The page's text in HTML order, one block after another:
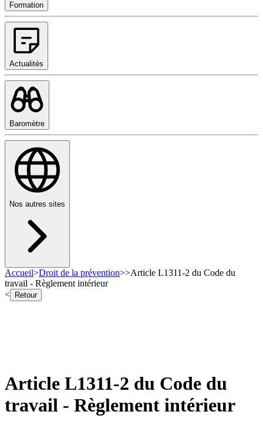
Formation
Actualités
Baromètre
Nos autres sites
Accueil>Droit de la prévention>>Article L1311-2 du Code du
travail - Règlement intérieur
<
Retour
Article L1311-2 du Code du
travail - Règlement intérieur